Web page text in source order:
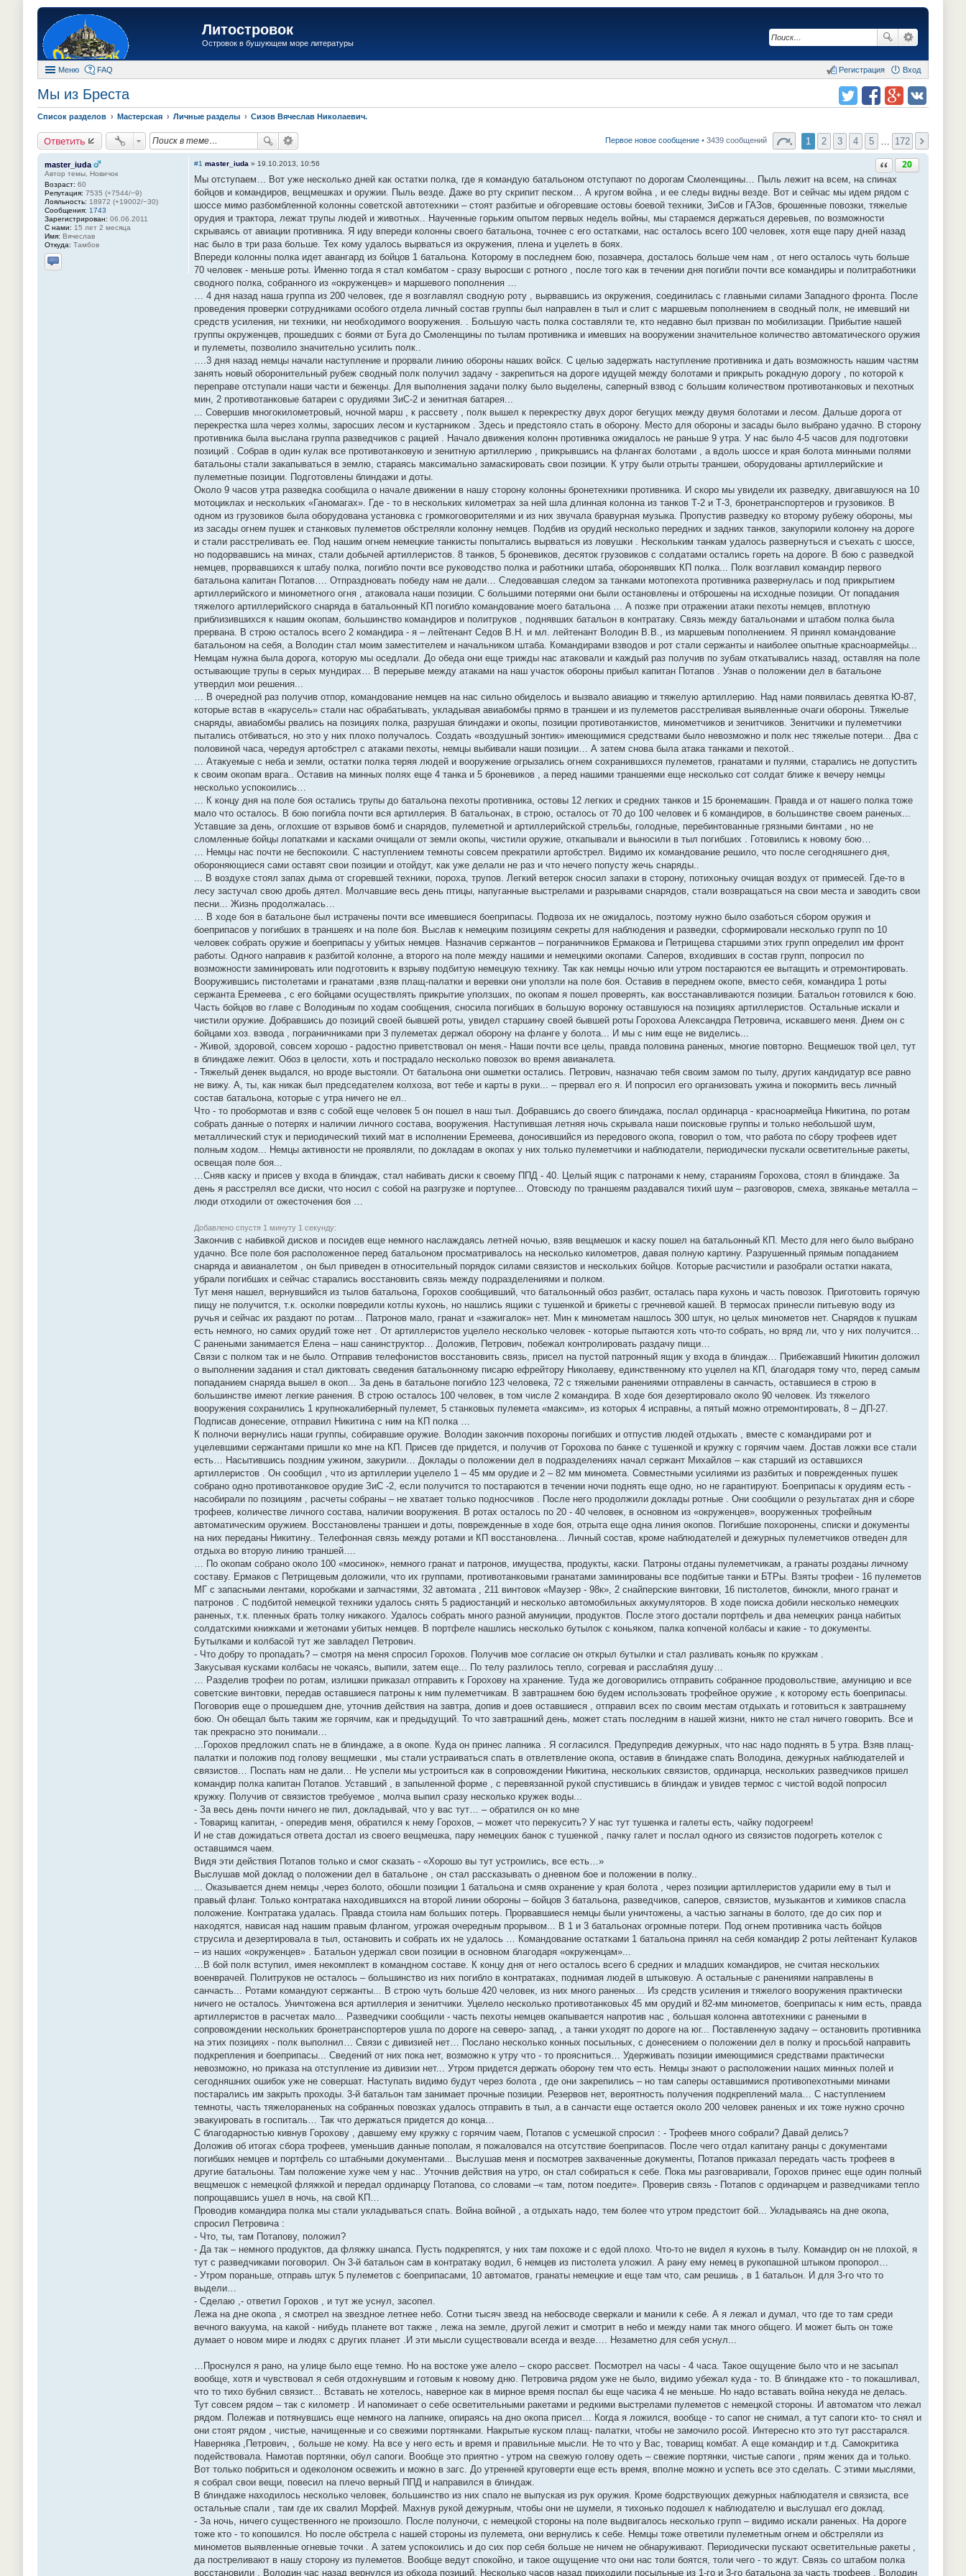
Литостровок
Островок в бушующем море литературы
Меню FAQ Вход
Регистрация
Мы из Бреста
Список разделов Мастерская Личные разделы Сизов Вячеслав Николаевич.
Ответить Первое новое сообщение • 3439 сообщений 1 2 3 4 5 172
master_iuda
Автор темы, Новичок
Возраст: 60
Репутация: 7535 (+7544/−9)
Лояльность: 18972 (+19002/−30)
Сообщения: 1743
Зарегистрирован: 06.06.2011
С нами: 15 лет 2 месяца
Имя: Вячеслав
Откуда: Тамбов
Отправить личное сообщение
Ответить с цитатой
20
#1 master_iuda » 19.10.2013, 10:56
Мы отступаем… Вот уже несколько дней как остатки полка, где я командую батальоном отступают по дорогам Смоленщины… Пыль лежит на всем, на спинах
бойцов и командиров, вещмешках и оружии. Пыль везде. Даже во рту скрипит песком… А кругом война , и ее следы видны везде. Вот и сейчас мы идем рядом с
шоссе мимо разбомбленной колонны советской автотехники – стоят разбитые и обгоревшие остовы боевой техники, ЗиСов и ГАЗов, брошенные повозки, тяжелые
орудия и трактора, лежат трупы людей и животных.. Наученные горьким опытом первых недель войны, мы стараемся держаться деревьев, по возможности
скрываясь от авиации противника. Я иду впереди колонны своего батальона, точнее с его остатками, нас осталось всего 100 человек, хотя еще пару дней назад
нас было в три раза больше. Тех кому удалось вырваться из окружения, плена и уцелеть в боях.
Впереди колонны полка идет авангард из бойцов 1 батальона. Которому в последнем бою, позавчера, досталось больше чем нам , от него осталось чуть больше
70 человек - меньше роты. Именно тогда я стал комбатом - сразу выросши с ротного , после того как в течении дня погибли почти все командиры и политработники
сводного полка, собранного из «окруженцев» и маршевого пополнения …
… 4 дня назад наша группа из 200 человек, где я возглавлял сводную роту , вырвавшись из окружения, соединилась с главными силами Западного фронта. После
проведения проверки сотрудниками особого отдела личный состав группы был направлен в тыл и слит с маршевым пополнением в сводный полк, не имевший ни
средств усиления, ни техники, ни необходимого вооружения. . Большую часть полка составляли те, кто недавно был призван по мобилизации. Прибытие нашей
группы окруженцев, прошедших с боями от Буга до Смоленщины по тылам противника и имевших на вооружении значительное количество автоматического оружия
и пулеметы, позволило значительно усилить полк..
….3 дня назад немцы начали наступление и прорвали линию обороны наших войск. С целью задержать наступление противника и дать возможность нашим частям
занять новый оборонительный рубеж сводный полк получил задачу - закрепиться на дороге идущей между болотами и прикрыть рокадную дорогу , по которой к
переправе отступали наши части и беженцы. Для выполнения задачи полку было выделены, саперный взвод с большим количеством противотанковых и пехотных
мин, 2 противотанковые батареи с орудиями ЗиС-2 и зенитная батарея...
... Совершив многокилометровый, ночной марш , к рассвету , полк вышел к перекрестку двух дорог бегущих между двумя болотами и лесом. Дальше дорога от
перекрестка шла через холмы, заросших лесом и кустарником . Здесь и предстояло стать в оборону. Место для обороны и засады было выбрано удачно. В сторону
противника была выслана группа разведчиков с рацией . Начало движения колонн противника ожидалось не раньше 9 утра. У нас было 4-5 часов для подготовки
позиций . Собрав в один кулак все противотанковую и зенитную артиллерию , прикрывшись на флангах болотами , а вдоль шоссе и края болота минными полями
батальоны стали закапываться в землю, стараясь максимально замаскировать свои позиции. К утру были отрыты траншеи, оборудованы артиллерийские и
пулеметные позиции. Подготовлены блиндажи и доты.
Около 9 часов утра разведка сообщила о начале движении в нашу сторону колонны бронетехники противника. И скоро мы увидели их разведку, двигавшуюся на 10
мотоциклах и нескольких «Ганомагах». Где - то в нескольких километрах за ней шла длинная колонна из танков Т-2 и Т-3, бронетранспортеров и грузовиков. В
одном из грузовиков была оборудована установка с громкоговорителями и из них звучала бравурная музыка. Пропустив разведку ко второму рубежу обороны, мы
из засады огнем пушек и станковых пулеметов обстреляли колонну немцев. Подбив из орудий несколько передних и задних танков, закупорили колонну на дороге
и стали расстреливать ее. Под нашим огнем немецкие танкисты попытались вырваться из ловушки . Нескольким танкам удалось развернуться и съехать с шоссе,
но подорвавшись на минах, стали добычей артиллеристов. 8 танков, 5 броневиков, десяток грузовиков с солдатами остались гореть на дороге. В бою с разведкой
немцев, прорвавшихся к штабу полка, погибло почти все руководство полка и работники штаба, оборонявших КП полка... Полк возглавил командир первого
батальона капитан Потапов…. Отпраздновать победу нам не дали… Следовавшая следом за танками мотопехота противника развернулась и под прикрытием
артиллерийского и минометного огня , атаковала наши позиции. С большими потерями они были остановлены и отброшены на исходные позиции. От попадания
тяжелого артиллерийского снаряда в батальонный КП погибло командование моего батальона … А позже при отражении атаки пехоты немцев, вплотную
приблизившихся к нашим окопам, большинство командиров и политруков , поднявших батальон в контратаку. Связь между батальонами и штабом полка была
прервана. В строю осталось всего 2 командира - я – лейтенант Седов В.Н. и мл. лейтенант Володин В.В., из маршевым пополнением. Я принял командование
батальоном на себя, а Володин стал моим заместителем и начальником штаба. Командирами взводов и рот стали сержанты и наиболее опытные красноармейцы...
Немцам нужна была дорога, которую мы оседлали. До обеда они еще трижды нас атаковали и каждый раз получив по зубам откатывались назад, оставляя на поле
остывающие трупы в серых мундирах… В перерыве между атаками на наш участок обороны прибыл капитан Потапов . Узнав о положении дел в батальоне
утвердил мои решения...
… В очередной раз получив отпор, командование немцев на нас сильно обиделось и вызвало авиацию и тяжелую артиллерию. Над нами появилась девятка Ю-87,
которые встав в «карусель» стали нас обрабатывать, укладывая авиабомбы прямо в траншеи и из пулеметов расстреливая выявленные очаги обороны. Тяжелые
снаряды, авиабомбы рвались на позициях полка, разрушая блиндажи и окопы, позиции противотанкистов, минометчиков и зенитчиков. Зенитчики и пулеметчики
пытались отбиваться, но это у них плохо получалось. Создать «воздушный зонтик» имеющимися средствами было невозможно и полк нес тяжелые потери... Два с
половиной часа, чередуя артобстрел с атаками пехоты, немцы выбивали наши позиции… А затем снова была атака танками и пехотой..
… Атакуемые с неба и земли, остатки полка теряя людей и вооружение огрызались огнем сохранившихся пулеметов, гранатами и пулями, старались не допустить
к своим окопам врага.. Оставив на минных полях еще 4 танка и 5 броневиков , а перед нашими траншеями еще несколько сот солдат ближе к вечеру немцы
несколько успокоились…
… К концу дня на поле боя остались трупы до батальона пехоты противника, остовы 12 легких и средних танков и 15 бронемашин. Правда и от нашего полка тоже
мало что осталось. В бою погибла почти вся артиллерия. В батальонах, в строю, осталось от 70 до 100 человек и 6 командиров, в большинстве своем раненых...
Уставшие за день, оглохшие от взрывов бомб и снарядов, пулеметной и артиллерийской стрельбы, голодные, перебинтованные грязными бинтами , но не
сломленные бойцы лопатками и касками очищали от земли окопы, чистили оружие, откапывали и выносили в тыл погибших . Готовились к новому бою…
… Немцы нас почти не беспокоили. С наступлением темноты совсем прекратили артобстрел. Видимо их командование решило, что после сегодняшнего дня,
обороняющиеся сами оставят свои позиции и отойдут, как уже делали не раз и что нечего попусту жечь снаряды..
... В воздухе стоял запах дыма от сгоревшей техники, пороха, трупов. Легкий ветерок сносил запахи в сторону, потихоньку очищая воздух от примесей. Где-то в
лесу застучал свою дробь дятел. Молчавшие весь день птицы, напуганные выстрелами и разрывами снарядов, стали возвращаться на свои места и заводить свои
песни... Жизнь продолжалась…
… В ходе боя в батальоне был истрачены почти все имевшиеся боеприпасы. Подвоза их не ожидалось, поэтому нужно было озаботься сбором оружия и
боеприпасов у погибших в траншеях и на поле боя. Выслав к немецким позициям секреты для наблюдения и разведки, сформировали несколько групп по 10
человек собрать оружие и боеприпасы у убитых немцев. Назначив сержантов – пограничников Ермакова и Петрищева старшими этих групп определил им фронт
работы. Одного направив к разбитой колонне, а второго на поле между нашими и немецкими окопами. Саперов, входивших в состав групп, попросил по
возможности заминировать или подготовить к взрыву подбитую немецкую технику. Так как немцы ночью или утром постараются ее вытащить и отремонтировать.
Вооружившись пистолетами и гранатами ,взяв плащ-палатки и веревки они уползли на поле боя. Оставив в переднем окопе, вместо себя, командира 1 роты
сержанта Еремеева , с его бойцами осуществлять прикрытие уползших, по окопам я пошел проверять, как восстанавливаются позиции. Батальон готовился к бою.
Часть бойцов во главе с Володиным по ходам сообщения, сносила погибших в большую воронку оставшуюся на позициях артиллеристов. Остальные искали и
чистили оружие. Добравшись до позиций своей бывшей роты, увидел старшину своей бывшей роты Горохова Александра Петровича, искавшего меня. Днем он с
бойцами хоз. взвода , пограничниками при 3 пулеметах держал оборону на фланге у болота... И мы с ним еще не виделись...
- Живой, здоровой, совсем хорошо - радостно приветствовал он меня.- Наши почти все целы, правда половина раненых, многие повторно. Вещмешок твой цел, тут
в блиндаже лежит. Обоз в целости, хоть и пострадало несколько повозок во время авианалета.
- Тяжелый денек выдался, но вроде выстояли. От батальона они ошметки остались. Петрович, назначаю тебя своим замом по тылу, других кандидатур все равно
не вижу. А, ты, как никак был председателем колхоза, вот тебе и карты в руки... – прервал его я. И попросил его организовать ужина и покормить весь личный
состав батальона, которые с утра ничего не ел..
Что - то пробормотав и взяв с собой еще человек 5 он пошел в наш тыл. Добравшись до своего блиндажа, послал ординарца - красноармейца Никитина, по ротам
собрать данные о потерях и наличии личного состава, вооружения. Наступившая летняя ночь скрывала наши поисковые группы и только небольшой шум,
металлический стук и периодический тихий мат в исполнении Еремеева, доносившийся из передового окопа, говорил о том, что работа по сбору трофеев идет
полным ходом... Немцы активности не проявляли, по докладам в окопах у них только пулеметчики и наблюдатели, периодически пускали осветительные ракеты,
освещая поле боя...
…Сняв каску и присев у входа в блиндаж, стал набивать диски к своему ППД - 40. Целый ящик с патронами к нему, стараниям Горохова, стоял в блиндаже. За
день я расстрелял все диски, что носил с собой на разгрузке и портупее... Отовсюду по траншеям раздавался тихий шум – разговоров, смеха, звяканье металла –
люди отходили от ожесточения боя …
Добавлено спустя 1 минуту 1 секунду:
Закончив с набивкой дисков и посидев еще немного наслаждаясь летней ночью, взяв вещмешок и каску пошел на батальонный КП. Место для него было выбрано
удачно. Все поле боя расположенное перед батальоном просматривалось на несколько километров, давая полную картину. Разрушенный прямым попаданием
снаряда и авианалетом , он был приведен в относительный порядок силами связистов и нескольких бойцов. Которые расчистили и разобрали остатки наката,
убрали погибших и сейчас старались восстановить связь между подразделениями и полком.
Тут меня нашел, вернувшийся из тылов батальона, Горохов сообщивший, что батальонный обоз разбит, осталась пара кухонь и часть повозок. Приготовить горячую
пищу не получится, т.к. осколки повредили котлы кухонь, но нашлись ящики с тушенкой и брикеты с гречневой кашей. В термосах принесли питьевую воду из
ручья и сейчас их раздают по ротам... Патронов мало, гранат и «зажигалок» нет. Мин к минометам нашлось 300 штук, но целых минометов нет. Снарядов к пушкам
есть немного, но самих орудий тоже нет . От артиллеристов уцелело несколько человек - которые пытаются хоть что-то собрать, но вряд ли, что у них получится…
С ранеными занимается Елена – наш санинструктор… Доложив, Петрович, побежал контролировать раздачу пищи…
Связи с полком так и не было. Отправив телефонистов восстановить связь, присел на пустой патронный ящик у входа в блиндаж… Прибежавший Никитин доложил
о выполнении задания и стал диктовать сведения батальонному писарю ефрейтору Николаеву, единственному кто уцелел на КП, благодаря тому что, перед самым
попаданием снаряда вышел в окоп... За день в батальоне погибло 123 человека, 72 с тяжелыми ранениями отправлены в санчасть, оставшиеся в строю в
большинстве имеют легкие ранения. В строю осталось 100 человек, в том числе 2 командира. В ходе боя дезертировало около 90 человек. Из тяжелого
вооружения сохранились 1 крупнокалиберный пулемет, 5 станковых пулемета «максим», из которых 4 исправны, а пятый можно отремонтировать, 8 – ДП-27.
Подписав донесение, отправил Никитина с ним на КП полка …
К полночи вернулись наши группы, собиравшие оружие. Володин закончив похороны погибших и отпустив людей отдыхать , вместе с командирами рот и
уцелевшими сержантами пришли ко мне на КП. Присев где придется, и получив от Горохова по банке с тушенкой и кружку с горячим чаем. Достав ложки все стали
есть… Насытившись поздним ужином, закурили… Доклады о положении дел в подразделениях начал сержант Михайлов – как старший из оставшихся
артиллеристов . Он сообщил , что из артиллерии уцелело 1 – 45 мм орудие и 2 – 82 мм миномета. Совместными усилиями из разбитых и поврежденных пушек
собрано одно противотанковое орудие ЗиС -2, если получится то постараются в течении ночи поднять еще одно, но не гарантируют. Боеприпасы к орудиям есть -
насобирали по позициям , расчеты собраны – не хватает только подносчиков . После него продолжили доклады ротные . Они сообщили о результатах дня и сборе
трофеев, количестве личного состава, наличии вооружения. В ротах осталось по 20 - 40 человек, в основном из «окруженцев», вооруженных трофейным
автоматическим оружием. Восстановлены траншеи и доты, поврежденные в ходе боя, отрыта еще одна линия окопов. Погибшие похоронены, списки и документы
на них переданы Никитину.. Телефонная связь между ротами и КП восстановлена... Личный состав, кроме наблюдателей и дежурных пулеметчиков отведен для
отдыха во вторую линию траншей….
… По окопам собрано около 100 «мосинок», немного гранат и патронов, имущества, продукты, каски. Патроны отданы пулеметчикам, а гранаты розданы личному
составу. Ермаков с Петрищевым доложили, что их группами, противотанковыми гранатами заминированы все подбитые танки и БТРы. Взяты трофеи - 16 пулеметов
МГ с запасными лентами, коробками и запчастями, 32 автомата , 211 винтовок «Маузер - 98к», 2 снайперские винтовки, 16 пистолетов, бинокли, много гранат и
патронов . С подбитой немецкой техники удалось снять 5 радиостанций и несколько автомобильных аккумуляторов. В ходе поиска добили несколько немецких
раненых, т.к. пленных брать толку никакого. Удалось собрать много разной амуниции, продуктов. После этого достали портфель и два немецких ранца набитых
солдатскими книжками и жетонами убитых немцев. В портфеле нашлись несколько бутылок с коньяком, палка копченой колбасы и какие - то документы.
Бутылками и колбасой тут же завладел Петрович.
- Что добру то пропадать? – смотря на меня спросил Горохов. Получив мое согласие он открыл бутылки и стал разливать коньяк по кружкам .
Закусывая кусками колбасы не чокаясь, выпили, затем еще... По телу разлилось тепло, согревая и расслабляя душу…
… Разделив трофеи по ротам, излишки приказал отправить к Горохову на хранение. Туда же договорились отправить собранное продовольствие, амуницию и все
советские винтовки, передав оставшиеся патроны к ним пулеметчикам. В завтрашнем бою будем использовать трофейное оружие , к которому есть боеприпасы.
Поговорив еще о прошедшем дне, уточнив действия на завтра, допив и доев оставшиеся , отправил всех по своим местам отдыхать и готовиться к завтрашнему
бою. Он обещал быть таким же горячим, как и предыдущий. То что завтрашний день, может стать последним в нашей жизни, никто не стал ничего говорить. Все и
так прекрасно это понимали…
…Горохов предложил спать не в блиндаже, а в окопе. Куда он принес лапника . Я согласился. Предупредив дежурных, что нас надо поднять в 5 утра. Взяв плащ-
палатки и положив под голову вещмешки , мы стали устраиваться спать в отвлетвление окопа, оставив в блиндаже спать Володина, дежурных наблюдателей и
связистов… Поспать нам не дали… Не успели мы устроиться как в сопровождении Никитина, нескольких связистов, ординарца, нескольких разведчиков пришел
командир полка капитан Потапов. Уставший , в запыленной форме , с перевязанной рукой спустившись в блиндаж и увидев термос с чистой водой попросил
кружку. Получив от связистов требуемое , молча выпил сразу несколько кружек воды...
- За весь день почти ничего не пил, докладывай, что у вас тут… – обратился он ко мне
- Товарищ капитан, - опередив меня, обратился к нему Горохов, – может что перекусить? У нас тут тушенка и галеты есть, чайку подогреем!
И не став дожидаться ответа достал из своего вещмешка, пару немецких банок с тушенкой , пачку галет и послал одного из связистов подогреть котелок с
оставшимся чаем.
Видя эти действия Потапов только и смог сказать - «Хорошо вы тут устроились, все есть…»
Выслушав мой доклад о положении дел в батальоне , он стал рассказывать о дневном бое и положении в полку..
... Оказывается днем немцы ,через болото, обошли позиции 1 батальона и смяв охранение у края болота , через позиции артиллеристов ударили ему в тыл и
правый фланг. Только контратака находившихся на второй линии обороны – бойцов 3 батальона, разведчиков, саперов, связистов, музыкантов и химиков спасла
положение. Контратака удалась. Правда стоила нам больших потерь. Прорвавшиеся немцы были уничтожены, а частью загнаны в болото, где до сих пор и
находятся, нависая над нашим правым флангом, угрожая очередным прорывом... В 1 и 3 батальонах огромные потери. Под огнем противника часть бойцов
струсила и дезертировала в тыл, остановить и собрать их не удалось … Командование остатками 1 батальона принял на себя командир 2 роты лейтенант Кулаков
– из наших «окруженцев» . Батальон удержал свои позиции в основном благодаря «окруженцам»...
…В бой полк вступил, имея некомплект в командном составе. К концу дня от него осталось всего 6 средних и младших командиров, не считая нескольких
военврачей. Политруков не осталось – большинство из них погибло в контратаках, поднимая людей в штыковую. А остальные с ранениями направлены в
санчасть... Ротами командуют сержанты... В строю чуть больше 420 человек, из них много раненых… Из средств усиления и тяжелого вооружения практически
ничего не осталось. Уничтожена вся артиллерия и зенитчики. Уцелело несколько противотанковых 45 мм орудий и 82-мм минометов, боеприпасы к ним есть, правда
артиллеристов в расчетах мало... Разведчики сообщили - часть пехоты немцев окапывается напротив нас , большая колонна автотехники с ранеными в
сопровождении нескольких бронетранспортеров ушла по дороге на северо- запад, , а танки уходят по дороге на юг... Поставленную задачу – остановить противника
на этих позициях - полк выполнил… Связи с дивизией нет… Послано несколько конных посыльных, с донесением о положении дел в полку и просьбой направить
подкрепления и боеприпасы... Сведений от них пока нет, возможно к утру что - то проясниться… Удерживать позиции имеющимися средствами практически
невозможно, но приказа на отступление из дивизии нет... Утром придется держать оборону тем что есть. Немцы знают о расположении наших минных полей и
сегодняшних ошибок уже не совершат. Наступать видимо будут через болота , где они закрепились – но там саперы оставшимися противопехотными минами
постарались им закрыть проходы. 3-й батальон там занимает прочные позиции. Резервов нет, вероятность получения подкреплений мала… С наступлением
темноты, часть тяжелораненых на собранных повозках удалось отправить в тыл, а в санчасти еще остается около 200 человек раненых и их тоже нужно срочно
эвакуировать в госпиталь… Так что держаться придется до конца…
С благодарностью кивнув Горохову , давшему ему кружку с горячим чаем, Потапов с усмешкой спросил : - Трофеев много собрали? Давай делись?
Доложив об итогах сбора трофеев, уменьшив данные пополам, я пожаловался на отсутствие боеприпасов. После чего отдал капитану ранцы с документами
погибших немцев и портфель со штабными документами... Выслушав меня и посмотрев захваченные документы, Потапов приказал передать часть трофеев в
другие батальоны. Там положение хуже чем у нас.. Уточнив действия на утро, он стал собираться к себе. Пока мы разговаривали, Горохов принес еще один полный
вещмешок с немецкой фляжкой и передал ординарцу Потапова, со словами –« там, потом поедите». Проверив связь - Потапов с ординарцем и разведчиками тепло
попрощавшись ушел в ночь, на свой КП…
Проводив командира полка мы стали укладываться спать. Война войной , а отдыхать надо, тем более что утром предстоит бой... Укладываясь на дне окопа,
спросил Петровича :
- Что, ты, там Потапову, положил?
- Да так – немного продуктов, да фляжку шнапса. Пусть подкрепятся, у них там похоже и с едой плохо. Что-то не видел я кухонь в тылу. Командир он не плохой, я
тут с разведчиками поговорил. Он 3-й батальон сам в контратаку водил, 6 немцев из пистолета уложил. А рану ему немец в рукопашной штыком пропорол…
- Утром пораньше, отправь штук 5 пулеметов с боеприпасами, 10 автоматов, гранаты немецкие и еще там что, сам решишь , в 1 батальон. И для 3-го что то
выдели…
- Сделаю ,- ответил Горохов , и тут же уснул, засопел.
Лежа на дне окопа , я смотрел на звездное летнее небо. Сотни тысяч звезд на небосводе сверкали и манили к себе. А я лежал и думал, что где то там среди
вечного вакуума, на какой - нибудь планете вот также , лежа на земле, другой лежит и смотрит в небо и между нами так много общего. И может быть он тоже
думает о новом мире и людях с других планет .И эти мысли существовали всегда и везде…. Незаметно для себя уснул...
…Проснулся я рано, на улице было еще темно. Но на востоке уже алело – скоро рассвет. Посмотрел на часы - 4 часа. Такое ощущение было что и не засыпал
вообще, хотя и чувствовал я себя отдохнувшим и готовым к новому дню. Петровича рядом уже не было, видимо убежал куда - то. В блиндаже кто - то покашливал,
что то тихо бубнил связист... Вставать не хотелось, наверное как в мирное время поспал бы еще часика 4 не меньше. Но надо вставать война некуда не делась.
Тут совсем рядом – так с километр . И напоминает о себе осветительными ракетами и редкими выстрелами пулеметов с немецкой стороны. И автоматом что лежал
рядом. Полежав и потянувшись еще немного на лапнике, опираясь на дно окопа присел… Когда я ложился, вообще - то сапог не снимал, а тут сапоги кто- то снял и
они стоят рядом , чистые, начищенные и со свежими портянками. Накрытые куском плащ- палатки, чтобы не замочило росой. Интересно кто это тут расстарался.
Наверняка ,Петрович, , больше не кому. На все у него есть и время и правильные мысли. Не то что у Вас, товарищ комбат. А еще командир и т.д. Самокритика
подействовала. Намотав портянки, обул сапоги. Вообще это приятно - утром на свежую голову одеть – свежие портянки, чистые сапоги , прям жених да и только.
Вот только побриться и одеколоном освежить и можно в загс. До утренней круговерти еще есть время, вполне можно и успеть все это сделать. С этими мыслями,
я собрал свои вещи, повесил на плечо верный ППД и направился в блиндаж.
В блиндаже находилось несколько человек, большинство из них спало не выпуская из рук оружия. Кроме бодрствующих дежурных наблюдателя и связиста, все
остальные спали , там где их свалил Морфей. Махнув рукой дежурным, чтобы они не шумели, я тихонько подошел к наблюдателю и выслушал его доклад.
- За ночь, ничего существенного не произошло. После полуночи, с немецкой стороны на поле выдвигалось несколько групп – видимо искали раненых. На дороге
тоже кто - то копошился. Но после обстрела с нашей стороны из пулемета, они вернулись к себе. Немцы тоже ответили пулеметным огнем и обстреляли из
минометов выявленные огневые точки . А затем успокоились и до сих пор себя больше не ничем не обнаруживают. Периодически пускают осветительные ракеты ,
да постреливают в нашу сторону из пулеметов. Вообще ведут спокойно, и такое ощущение что они нас толи боятся, толи чего - то ждут. Связь со штабом полка
восстановили . Володин час назад вернулся из обхода позиций. Несколько часов назад приходили посыльные из 1-го и 3-го батальона за часть трофеев . Володин